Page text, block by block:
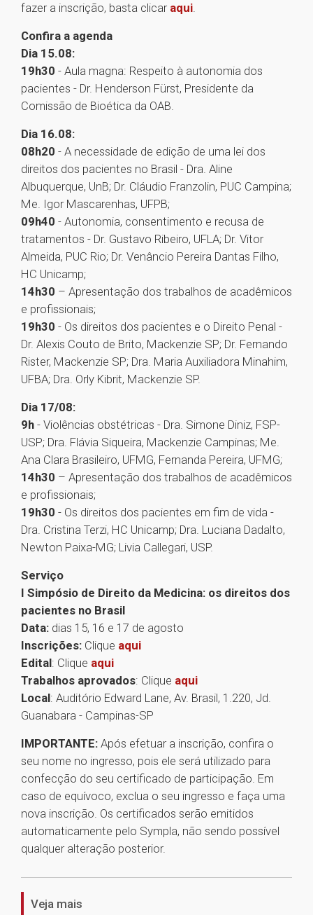
fazer a inscrição, basta clicar aqui.
Confira a agenda
Dia 15.08:
19h30 - Aula magna: Respeito à autonomia dos
pacientes - Dr. Henderson Fürst, Presidente da
Comissão de Bioética da OAB.
Dia 16.08:
08h20 - A necessidade de edição de uma lei dos
direitos dos pacientes no Brasil - Dra. Aline
Albuquerque, UnB; Dr. Cláudio Franzolin, PUC Campina;
Me. Igor Mascarenhas, UFPB;
09h40 - Autonomia, consentimento e recusa de
tratamentos - Dr. Gustavo Ribeiro, UFLA; Dr. Vitor
Almeida, PUC Rio; Dr. Venâncio Pereira Dantas Filho,
HC Unicamp;
14h30 – Apresentação dos trabalhos de acadêmicos
e profissionais;
19h30 - Os direitos dos pacientes e o Direito Penal -
Dr. Alexis Couto de Brito, Mackenzie SP; Dr. Fernando
Rister, Mackenzie SP; Dra. Maria Auxiliadora Minahim,
UFBA; Dra. Orly Kibrit, Mackenzie SP.
Dia 17/08:
9h - Violências obstétricas - Dra. Simone Diniz, FSP-
USP; Dra. Flávia Siqueira, Mackenzie Campinas; Me.
Ana Clara Brasileiro, UFMG, Fernanda Pereira, UFMG;
14h30 – Apresentação dos trabalhos de acadêmicos
e profissionais;
19h30 - Os direitos dos pacientes em fim de vida -
Dra. Cristina Terzi, HC Unicamp; Dra. Luciana Dadalto,
Newton Paixa-MG; Livia Callegari, USP.
Serviço
I Simpósio de Direito da Medicina: os direitos dos
pacientes no Brasil
Data: dias 15, 16 e 17 de agosto
Inscrições: Clique aqui
Edital: Clique aqui
Trabalhos aprovados: Clique aqui
Local: Auditório Edward Lane, Av. Brasil, 1.220, Jd.
Guanabara - Campinas-SP
IMPORTANTE: Após efetuar a inscrição, confira o
seu nome no ingresso, pois ele será utilizado para
confecção do seu certificado de participação. Em
caso de equívoco, exclua o seu ingresso e faça uma
nova inscrição. Os certificados serão emitidos
automaticamente pelo Sympla, não sendo possível
qualquer alteração posterior.
1
Veja mais